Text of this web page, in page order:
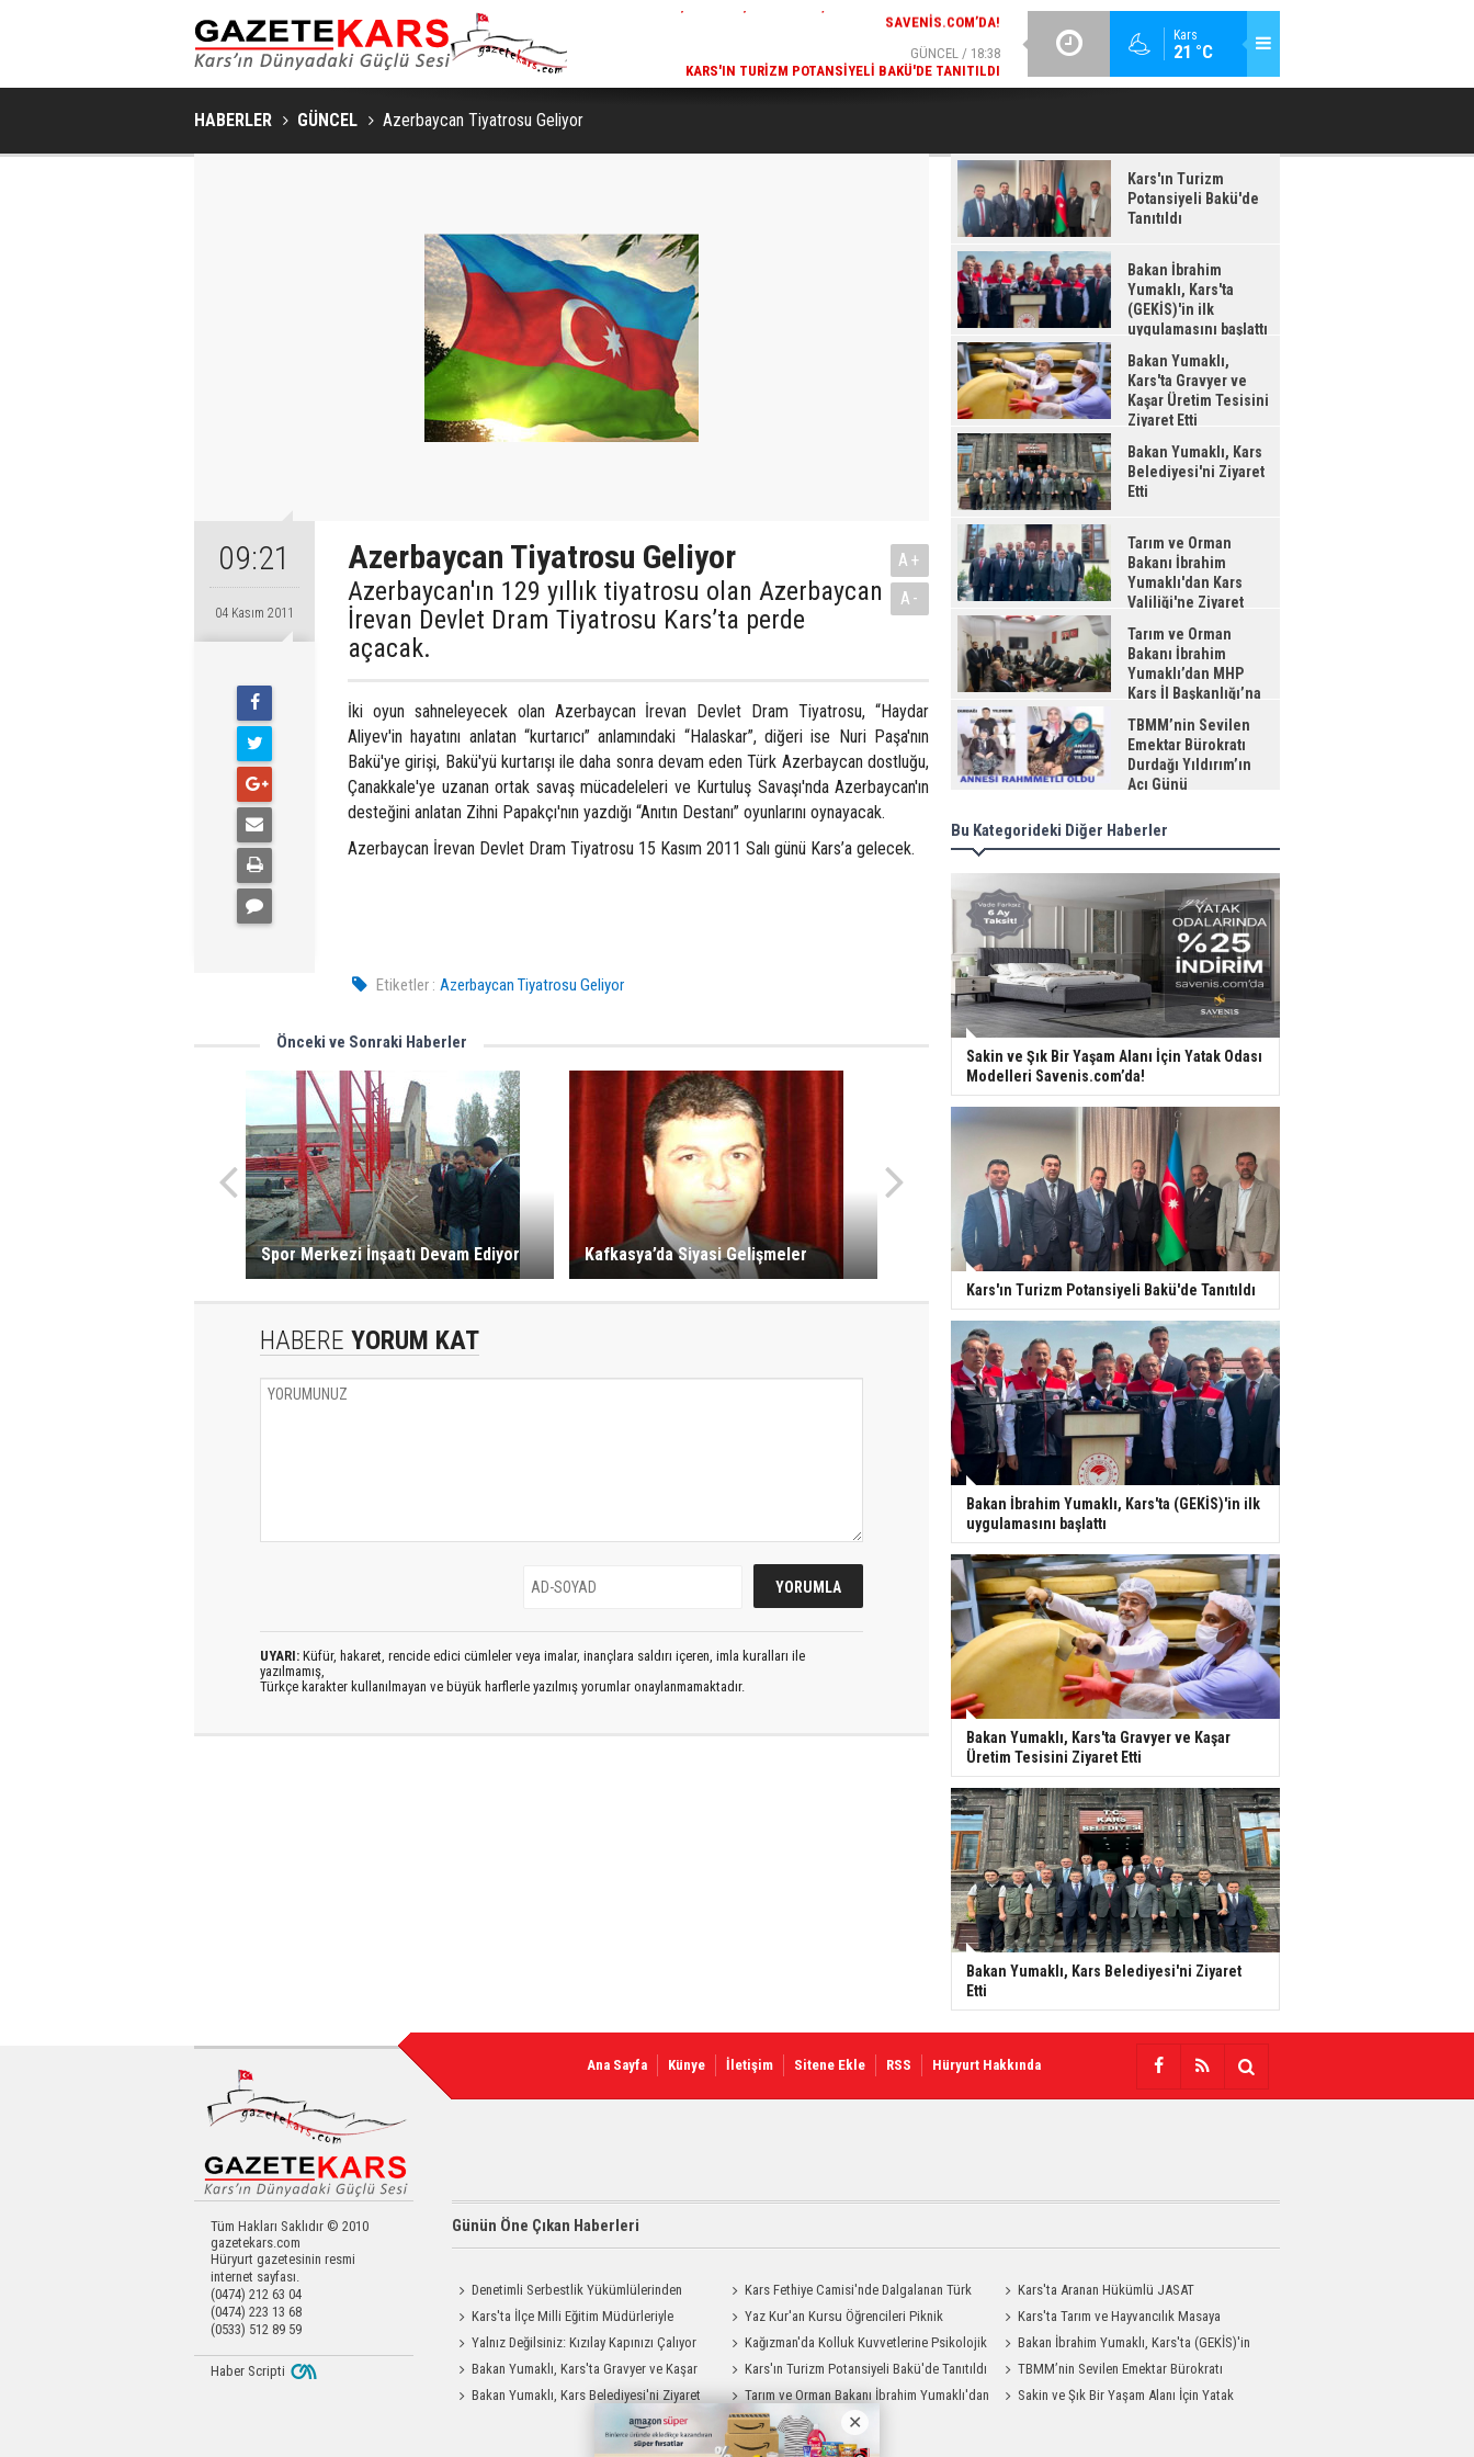
Kars
21 °C
SAKIN VE ŞIK BIR YAŞAM ALANI İÇIN YATAK ODASI MODELLERI
SAVENIS.COM’DA!
KARS'IN TURIZM POTANSIYELI BAKÜ'DE TANITILDI
BAKAN İBRAHIM YUMAKLI, KARS'TA (GEKİS)'IN ILK
HABERLER GÜNCEL Azerbaycan Tiyatrosu Geliyor
09:21
04 Kasım 2011
Azerbaycan Tiyatrosu Geliyor
Azerbaycan'ın 129 yıllık tiyatrosu olan Azerbaycan
İrevan Devlet Dram Tiyatrosu Kars’ta perde
açacak.
A+
A-
İki oyun sahneleyecek olan Azerbaycan İrevan Devlet Dram Tiyatrosu, “Haydar
Aliyev'in hayatını anlatan “kurtarıcı” anlamındaki “Halaskar”, diğeri ise Nuri Paşa'nın
Bakü'ye girişi, Bakü'yü kurtarışı ile daha sonra devam eden Türk Azerbaycan dostluğu,
Çanakkale'ye uzanan ortak savaş mücadeleleri ve Kurtuluş Savaşı'nda Azerbaycan'ın
desteğini anlatan Zihni Papakçı'nın yazdığı “Anıtın Destanı” oyunlarını oynayacak.
Azerbaycan İrevan Devlet Dram Tiyatrosu 15 Kasım 2011 Salı günü Kars’a gelecek.
Etiketler : Azerbaycan Tiyatrosu Geliyor
Önceki ve Sonraki Haberler
Spor Merkezi İnşaatı Devam Ediyor Kafkasya’da Siyasi Gelişmeler
HABERE YORUM KAT
UYARI: Küfür, hakaret, rencide edici cümleler veya imalar, inançlara saldırı içeren, imla kuralları ile
yazılmamış,
Türkçe karakter kullanılmayan ve büyük harflerle yazılmış yorumlar onaylanmamaktadır.
Kars'ın Turizm
Potansiyeli Bakü'de
Tanıtıldı
Bakan İbrahim
Yumaklı, Kars'ta
(GEKİS)'in ilk
uygulamasını başlattı
Bakan Yumaklı,
Kars'ta Gravyer ve
Kaşar Üretim Tesisini
Ziyaret Etti
Bakan Yumaklı, Kars
Belediyesi'ni Ziyaret
Etti
Tarım ve Orman
Bakanı İbrahim
Yumaklı'dan Kars
Valiliği'ne Ziyaret
Tarım ve Orman
Bakanı İbrahim
Yumaklı’dan MHP
Kars İl Başkanlığı’na
Ziyaret
TBMM’nin Sevilen
Emektar Bürokratı
Durdağı Yıldırım’ın
Acı Günü
Bu Kategorideki Diğer Haberler
Sakin ve Şık Bir Yaşam Alanı İçin Yatak Odası
Modelleri Savenis.com’da!
Kars'ın Turizm Potansiyeli Bakü'de Tanıtıldı
Bakan İbrahim Yumaklı, Kars'ta (GEKİS)'in ilk
uygulamasını başlattı
Bakan Yumaklı, Kars'ta Gravyer ve Kaşar
Üretim Tesisini Ziyaret Etti
Bakan Yumaklı, Kars Belediyesi'ni Ziyaret
Etti
Ana Sayfa Künye İletişim Sitene Ekle RSS Hüryurt Hakkında
Tüm Hakları Saklıdır © 2010
gazetekars.com
Hüryurt gazetesinin resmi
internet sayfası.
(0474) 212 63 04
(0474) 223 13 68
(0533) 512 89 59
Günün Öne Çıkan Haberleri
Denetimli Serbestlik Yükümlülerinden
Okula Temizlik Desteği
Kars Fethiye Camisi'nde Dalgalanan Türk
Bayrağı Görenlerin Beğenisini Topladı
Kars'ta Aranan Hükümlü JASAT
Operasyonuyla Yakalandı
Kars'ta İlçe Milli Eğitim Müdürleriyle
Değerlendirme Toplantısı
Yaz Kur'an Kursu Öğrencileri Piknik
Coşkusu Yaşadı
Kars'ta Tarım ve Hayvancılık Masaya
Yatırıldı
Yalnız Değilsiniz: Kızılay Kapınızı Çalıyor
Kağızman'da Kolluk Kuvvetlerine Psikolojik
İlk Yardım Eğitimi
Bakan İbrahim Yumaklı, Kars'ta (GEKİS)'in
ilk uygulamasını başlattı
Bakan Yumaklı, Kars'ta Gravyer ve Kaşar
Üretim Tesisini Ziyaret Etti
Kars'ın Turizm Potansiyeli Bakü'de Tanıtıldı
TBMM’nin Sevilen Emektar Bürokratı
Durdağı Yıldırım’ın Acı Günü
Bakan Yumaklı, Kars Belediyesi'ni Ziyaret
Tarım ve Orman Bakanı İbrahim Yumaklı'dan
Kars Valiliği'ne Ziyaret
Sakin ve Şık Bir Yaşam Alanı İçin Yatak
Haber Scripti